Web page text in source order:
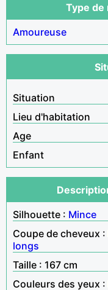
Type
Amoureuse
Situation
Lieu d'habitation
Age
Enfant
Silhouette : Mince
Coupe de cheveux :
longs
Taille : 167 cm
Couleurs des yeux :